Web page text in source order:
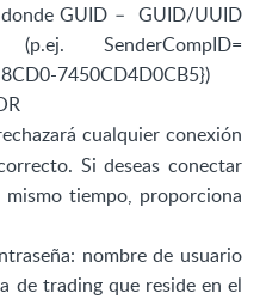
donde GUID – GUID/UUID
SenderCompID=
7450CD4D0CB5})
cualquier conexión
Si deseas conectar
mismo tiempo, proporciona
nombre de usuario
de trading que reside en el